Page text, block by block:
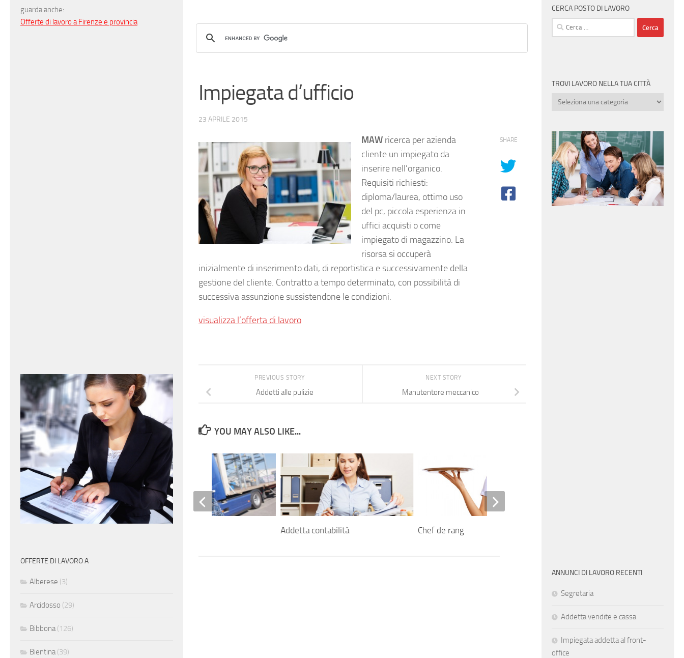
Impiegata d’ufficio
23 APRILE 2015
MAW ricerca per azienda
cliente un impiegato da
inserire nell’organico.
Requisiti richiesti:
diploma/laurea, ottimo uso
del pc, piccola esperienza in
uffici acquisti o come
impiegato di magazzino. La
risorsa si occuperà
inizialmente di inserimento dati, di reportistica e successivamente della
gestione del cliente. Contratto a tempo determinato, con possibilità di
successiva assunzione sussistendone le condizioni.
visualizza l’offerta di lavoro
SHARE
NEXT STORY
Manutentore meccanico
PREVIOUS STORY
Addetti alle pulizie
YOU MAY ALSO LIKE...
Addetta contabilità Chef de rang
guarda anche:
Offerte di lavoro a Firenze e provincia
OFFERTE DI LAVORO A
Alberese (3)
Arcidosso (29)
Bibbona(126)
Bientina(39)
CERCA POSTO DI LAVORO
Ricerca
per:
TROVI LAVORO NELLA TUA CITTÀ
Trovi
tua
città
ANNUNCI DI LAVORO RECENTI
Segretaria
Addetta vendite e cassa
Impiegata addetta al front-
office